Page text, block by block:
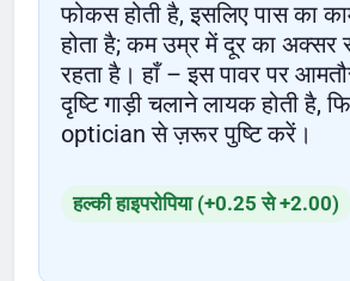
फोकस होती है, इसलिए पास का
होता है; कम उम्र में दूर का अक्सर
रहता है। हाँ – इस पावर पर
दृष्टि गाड़ी चलाने लायक होती है,
optician से ज़रूर पुष्टि करें।
हल्की हाइपरोपिया (+0.25 से +2.00)